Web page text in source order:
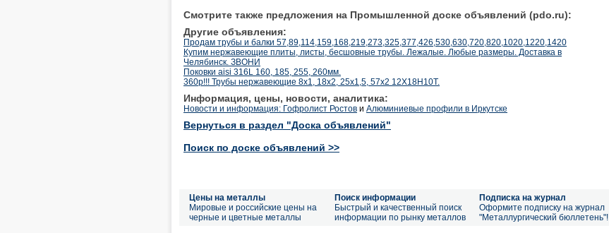
Смотрите также предложения на Промышленной доске объявлений (pdo.ru):
Другие объявления:
Продам трубы и балки 57,89,114,159,168,219,273,325,377,426,530,630,720,820,1020,1220,1420
Купим нержавеющие плиты, листы, бесшовные трубы. Лежалые. Любые размеры. Доставка в
Челябинск. ЗВОНИ
Поковки aisi 316L 160, 185, 255, 260мм.
360р!!! Трубы нержавеющие 8х1, 18х2, 25х1,5, 57х2 12Х18Н10Т.
Информация, цены, новости, аналитика:
Новости и информация: Гофролист Ростов и Алюминиевые профили в Иркутске
Вернуться в раздел "Доска объявлений"
Поиск по доске объявлений >>
Цены на металлы
Мировые и российские цены на
черные и цветные металлы
Поиск информации
Быстрый и качественный поиск
информации по рынку металлов
Подписка на журнал
Оформите подписку на журнал
"Металлургический бюллетень"!